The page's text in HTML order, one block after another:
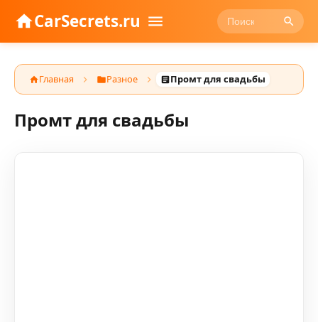
CarSecrets.ru
Главная Разное Промт для свадьбы
Промт для свадьбы